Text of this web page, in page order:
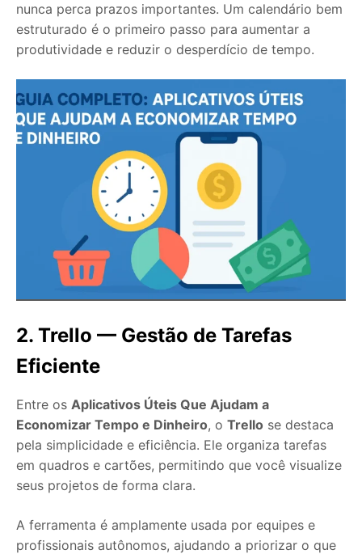
nunca perca prazos importantes. Um calendário bem
estruturado é o primeiro passo para aumentar a
produtividade e reduzir o desperdício de tempo.
2. Trello — Gestão de Tarefas
Eficiente
Entre os Aplicativos Úteis Que Ajudam a
Economizar Tempo e Dinheiro, o Trello se destaca
pela simplicidade e eficiência. Ele organiza tarefas
em quadros e cartões, permitindo que você visualize
seus projetos de forma clara.
A ferramenta é amplamente usada por equipes e
profissionais autônomos, ajudando a priorizar o que